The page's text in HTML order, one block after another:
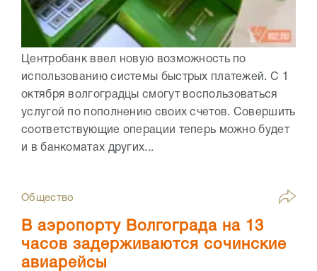
Центробанк ввел новую возможность по
использованию системы быстрых платежей. С 1
октября волгоградцы смогут воспользоваться
услугой по пополнению своих счетов. Совершить
соответствующие операции теперь можно будет
и в банкоматах других...
Общество
В аэропорту Волгограда на 13
часов задерживаются сочинские
авиарейсы